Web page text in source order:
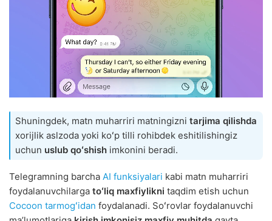
Shuningdek, matn muharriri matningizni tarjima qilishda
xorijlik aslzoda yoki koʻp tilli rohibdek eshitilishingiz
uchun uslub qoʻshish imkonini beradi.
Telegramning barcha AI funksiyalari kabi matn muharriri
foydalanuvchilarga toʻliq maxfiylikni taqdim etish uchun
Cocoon tarmogʻidan foydalanadi. Soʻrovlar foydalanuvchi